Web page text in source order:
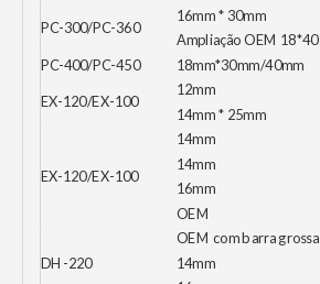
PC-300/PC-360
16mm * 30mm
Ampliação OEM 18*40
PC-400/PC-450
18mm*30mm/40mm
EX-120/EX-100
12mm
14mm * 25mm
EX-120/EX-100
14mm
14mm
16mm
OEM
DH-220
OEM com barra grossa
14mm